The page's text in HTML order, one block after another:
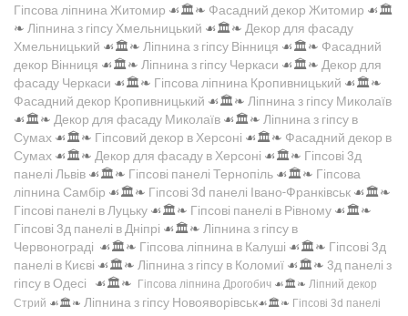
Гіпсова ліпнина Житомир ☙🏛️❧ Фасадний декор Житомир ☙🏛️
❧ Ліпнина з гіпсу Хмельницький ☙🏛️❧ Декор для фасаду
Хмельницький ☙🏛️❧ Ліпнина з гіпсу Вінниця ☙🏛️❧ Фасадний
декор Вінниця ☙🏛️❧ Ліпнина з гіпсу Черкаси ☙🏛️❧ Декор для
фасаду Черкаси ☙🏛️❧ Гіпсова ліпнина Кропивницький ☙🏛️❧
Фасадний декор Кропивницький ☙🏛️❧ Ліпнина з гіпсу Миколаїв
☙🏛️❧ Декор для фасаду Миколаїв ☙🏛️❧ Ліпнина з гіпсу в
Сумах ☙🏛️❧ Гіпсовий декор в Херсоні ☙🏛️❧ Фасадний декор в
Сумах ☙🏛️❧ Декор для фасаду в Херсоні ☙🏛️❧ Гіпсові 3д
панелі Львів ☙🏛️❧ Гіпсові панелі Тернопіль ☙🏛️❧ Гіпсова
ліпнина Самбір ☙🏛️❧ Гіпсові 3d панелі Івано-Франківськ ☙🏛️❧
Гіпсові панелі в Луцьку ☙🏛️❧ Гіпсові панелі в Рівному ☙🏛️❧
Гіпсові 3д панелі в Дніпрі ☙🏛️❧ Ліпнина з гіпсу в
Червонограді ☙🏛️❧ Гіпсова ліпнина в Калуші ☙🏛️❧ Гіпсові 3д
панелі в Києві ☙🏛️❧ Ліпнина з гіпсу в Коломиї ☙🏛️❧ 3д панелі з
гіпсу в Одесі ☙🏛️❧ Гіпсова ліпнина Дрогобич ☙🏛️❧ Ліпний декор
Стрий ☙🏛️❧ Ліпнина з гіпсу Новояворівськ☙🏛️❧ Гіпсові 3d панелі